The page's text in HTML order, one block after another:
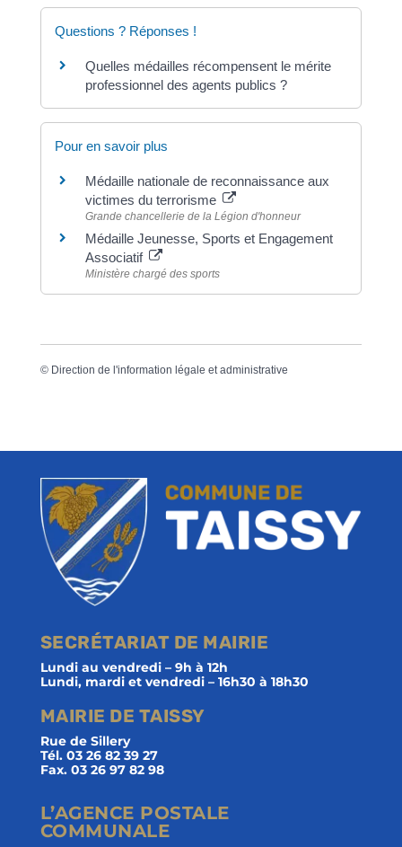
Questions ? Réponses !
Quelles médailles récompensent le mérite
professionnel des agents publics ?
Pour en savoir plus
Médaille nationale de reconnaissance aux
victimes du terrorisme
Grande chancellerie de la Légion d'honneur
Médaille Jeunesse, Sports et Engagement
Associatif
Ministère chargé des sports
© Direction de l'information légale et administrative
SECRÉTARIAT DE MAIRIE
Lundi au vendredi – 9h à 12h
Lundi, mardi et vendredi – 16h30 à 18h30
MAIRIE DE TAISSY
Rue de Sillery
Tél. 03 26 82 39 27
Fax. 03 26 97 82 98
L’AGENCE POSTALE
COMMUNALE